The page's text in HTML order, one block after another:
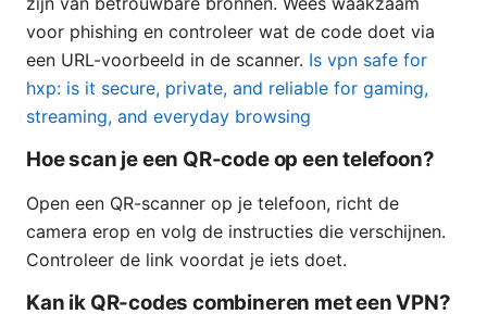
voor phishing en controleer wat de code doet via
een URL-voorbeeld in de scanner. Is vpn safe for
hxp: is it secure, private, and reliable for gaming,
streaming, and everyday browsing
Hoe scan je een QR-code op een telefoon?
Open een QR-scanner op je telefoon, richt de
camera erop en volg de instructies die verschijnen.
Controleer de link voordat je iets doet.
Kan ik QR-codes combineren met een VPN?